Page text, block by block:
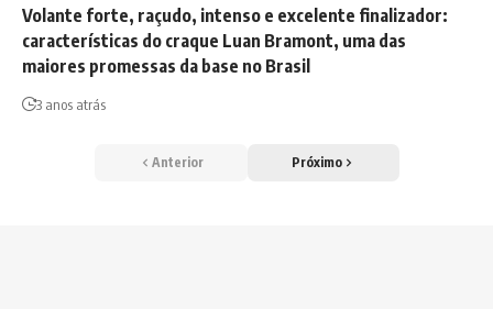
Volante forte, raçudo, intenso e excelente finalizador:
características do craque Luan Bramont, uma das
maiores promessas da base no Brasil
3 anos atrás
Anterior Próximo